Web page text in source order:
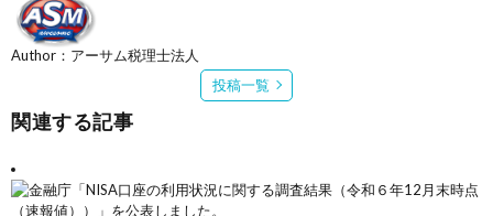
Author：アーサム税理士法人
投稿一覧
関連する記事